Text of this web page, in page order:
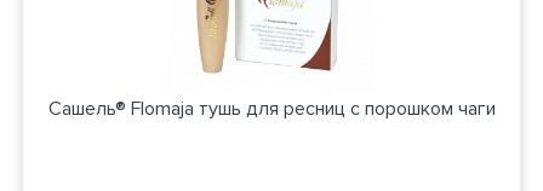
Сашель® Flomaja тушь для ресниц с порошком чаги